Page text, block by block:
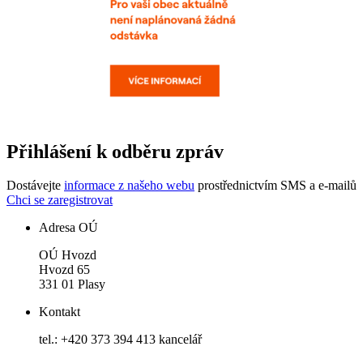
Přihlášení k odběru zpráv
Dostávejte informace z našeho webu prostřednictvím SMS a e-mailů
Chci se zaregistrovat
Adresa OÚ
OÚ Hvozd
Hvozd 65
331 01 Plasy
Kontakt
tel.: +420 373 394 413 kancelář